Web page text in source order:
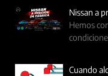
Nissan a
Hemos
Cuando